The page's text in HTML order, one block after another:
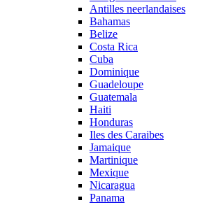
Antilles neerlandaises
Bahamas
Belize
Costa Rica
Cuba
Dominique
Guadeloupe
Guatemala
Haiti
Honduras
Iles des Caraibes
Jamaique
Martinique
Mexique
Nicaragua
Panama